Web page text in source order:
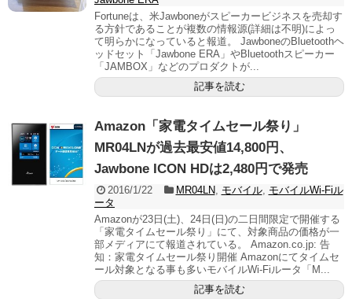
Fortuneは、米Jawboneがスピーカービジネスを売却す
る方針であることが複数の情報源(詳細は不明)によっ
て明らかになっていると報道。 JawboneのBluetoothヘ
ッドセット「Jawbone ERA」やBluetoothスピーカー
「JAMBOX」などのプロダクトが...
記事を読む
Amazon「家電タイムセール祭り」
MR04LNが過去最安値14,800円、
Jawbone ICON HDは2,480円で発売
2016/1/22 MR04LN モバイル, モバイルWi-Fiル
ータ
Amazonが23日(土)、24日(日)の二日間限定で開催する
「家電タイムセール祭り」にて、対象商品の価格が一
部メディアにて報道されている。 Amazon.co.jp: 告
知：家電タイムセール祭り開催 Amazonにてタイムセ
ール対象となる事も多いモバイルWi-Fiルータ「M...
記事を読む